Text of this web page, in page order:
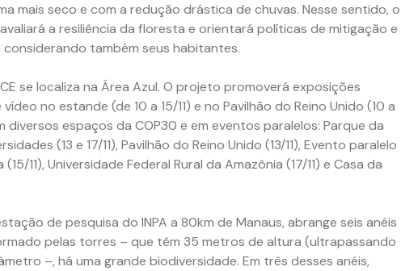
mais seco e com a redução drástica de chuvas. Nesse sentido, o
a resiliência da floresta e orientará políticas de mitigação e
também seus habitantes.
se localiza na Área Azul. O projeto promoverá exposições
no estande (de 10 a 15/11) e no Pavilhão do Reino Unido (10 a
diversos espaços da COP30 e em eventos paralelos: Parque da
(13 e 17/11), Pavilhão do Reino Unido (13/11), Evento paralelo
11), Universidade Federal Rural da Amazônia (17/11) e Casa da
de pesquisa do INPA a 80km de Manaus, abrange seis anéis
pelas torres – que têm 35 metros de altura (ultrapassando
–, há uma grande biodiversidade. Em três desses anéis,